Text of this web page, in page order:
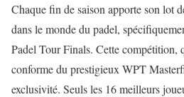
Chaque fin de saison apporte son lot
dans le monde du padel,
Padel Tour Finals. Cette compétition,
conforme du prestigieux WPT
exclusivité. Seuls les 16 meilleurs